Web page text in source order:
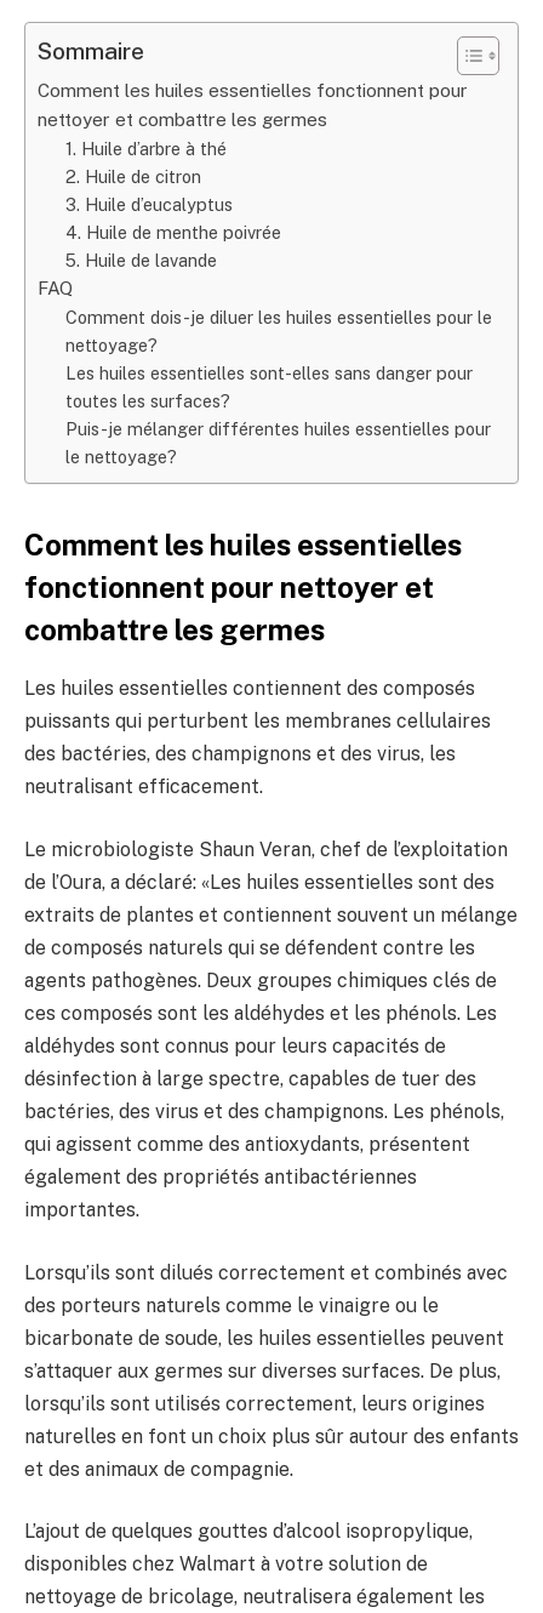
Sommaire
Comment les huiles essentielles fonctionnent pour
nettoyer et combattre les germes
1. Huile d’arbre à thé
2. Huile de citron
3. Huile d’eucalyptus
4. Huile de menthe poivrée
5. Huile de lavande
FAQ
Comment dois-je diluer les huiles essentielles pour le
nettoyage?
Les huiles essentielles sont-elles sans danger pour
toutes les surfaces?
Puis-je mélanger différentes huiles essentielles pour
le nettoyage?
Comment les huiles essentielles
fonctionnent pour nettoyer et
combattre les germes
Les huiles essentielles contiennent des composés
puissants qui perturbent les membranes cellulaires
des bactéries, des champignons et des virus, les
neutralisant efficacement.
Le microbiologiste Shaun Veran, chef de l’exploitation
de l’Oura, a déclaré: «Les huiles essentielles sont des
extraits de plantes et contiennent souvent un mélange
de composés naturels qui se défendent contre les
agents pathogènes. Deux groupes chimiques clés de
ces composés sont les aldéhydes et les phénols. Les
aldéhydes sont connus pour leurs capacités de
désinfection à large spectre, capables de tuer des
bactéries, des virus et des champignons. Les phénols,
qui agissent comme des antioxydants, présentent
également des propriétés antibactériennes
importantes.
Lorsqu’ils sont dilués correctement et combinés avec
des porteurs naturels comme le vinaigre ou le
bicarbonate de soude, les huiles essentielles peuvent
s’attaquer aux germes sur diverses surfaces. De plus,
lorsqu’ils sont utilisés correctement, leurs origines
naturelles en font un choix plus sûr autour des enfants
et des animaux de compagnie.
L’ajout de quelques gouttes d’alcool isopropylique,
disponibles chez Walmart à votre solution de
nettoyage de bricolage, neutralisera également les